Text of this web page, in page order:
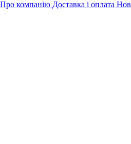
Про компанію Доставка і оплата